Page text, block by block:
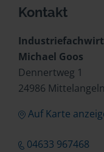
Kontakt
Industriefachwirt
Michael Goos
Dennertweg 1
24986
Auf Karte
04633 967468